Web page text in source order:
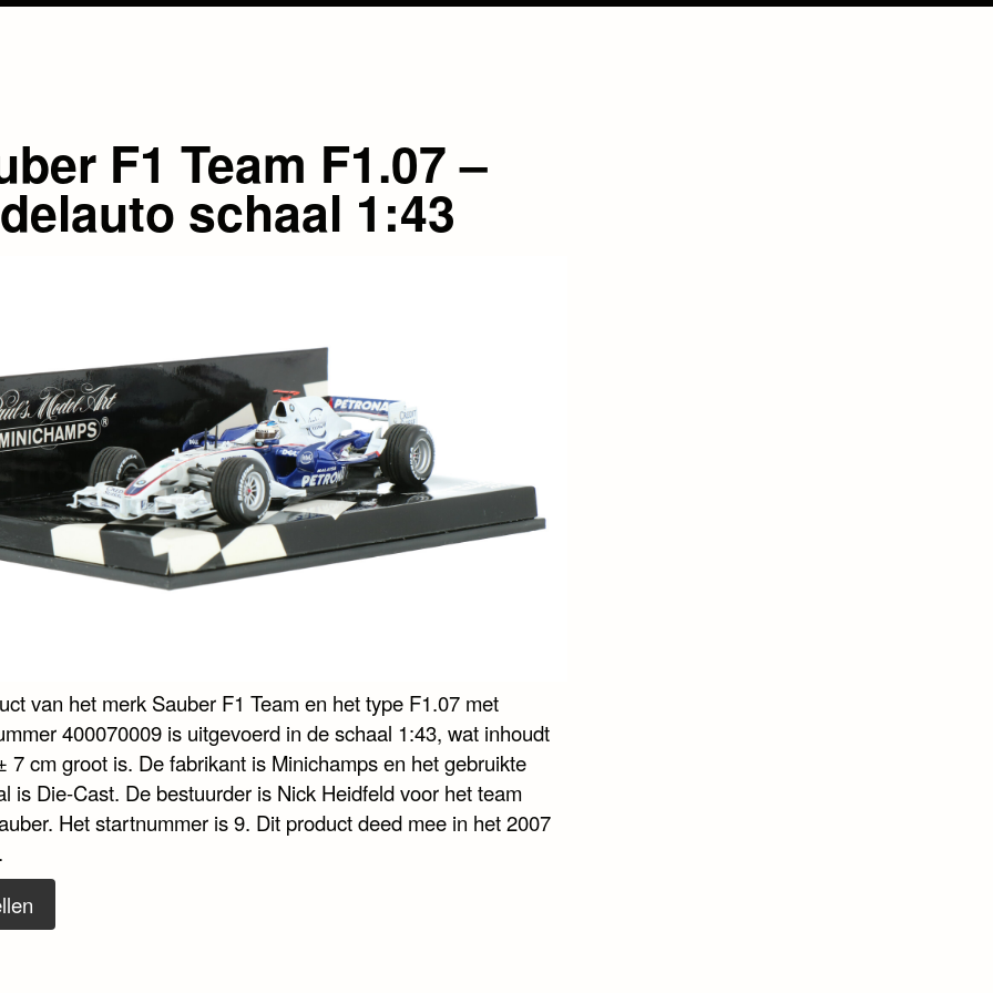
F1 Team F1.07 –
schaal 1:43
van het merk Sauber F1 Team en het type F1.07 met
400070009 is uitgevoerd in de schaal 1:43, wat inhoudt
7 cm groot is. De fabrikant is Minichamps en het gebruikte
is Die-Cast. De bestuurder is Nick Heidfeld voor het team
Het startnummer is 9. Dit product deed mee in het 2007